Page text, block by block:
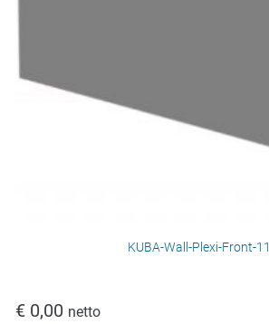
KUBA-Wall-Plexi-Front-
€ 0,00 netto